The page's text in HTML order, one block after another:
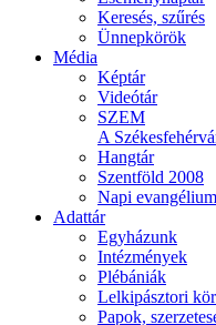
Keresés, szűrés
Ünnepkörök
Média
Képtár
Videótár
SZEM
A
Hangtár
Szentföld 2008
Napi evangélium
Adattár
Egyházunk
Intézmények
Plébániák
Lelkipásztori
Papok,